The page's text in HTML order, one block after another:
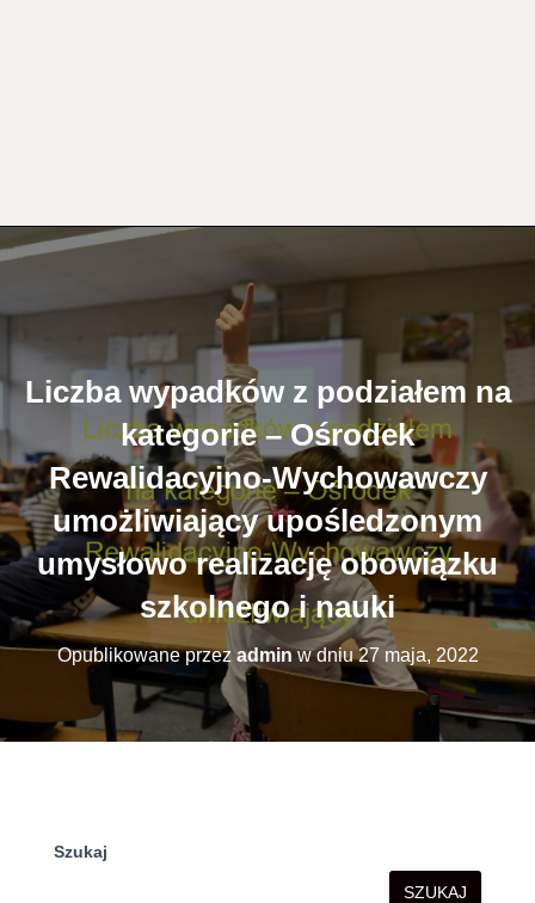
Liczba wypadków z podziałem na
kategorie – Ośrodek
Rewalidacyjno-Wychowawczy
umożliwiający upośledzonym
umysłowo realizację obowiązku
szkolnego i nauki
Opublikowane przez adminw dniu27 maja, 2022
Szukaj
SZUKAJ